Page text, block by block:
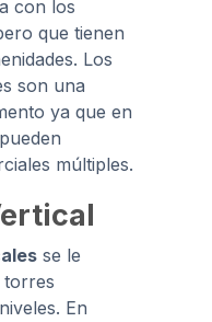
con los
que tienen
Los
son una
ya que en
múltiples.
se le
torres
En